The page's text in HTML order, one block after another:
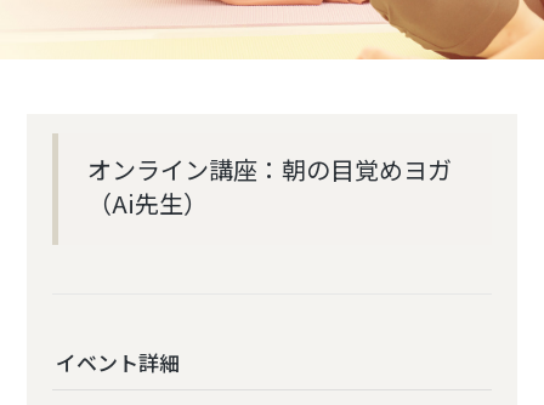
オンライン講座：朝の目覚めヨガ
（Ai先生）
イベント詳細